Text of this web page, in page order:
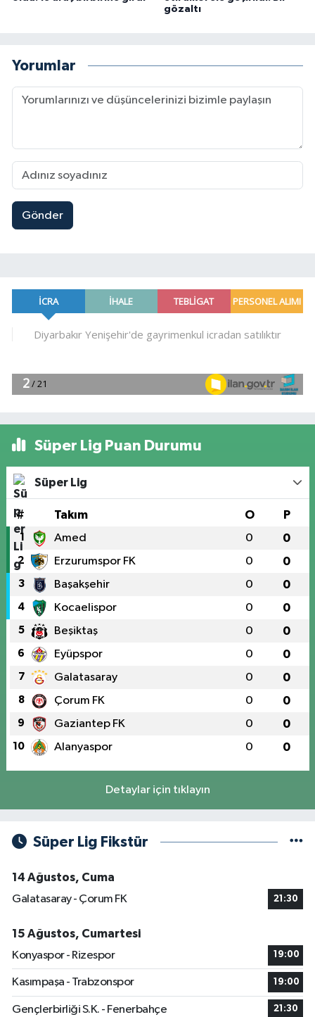
gözaltı
Yorumlar
Gönder
Süper Lig Puan Durumu
Süper Lig
# Takım O P
1 Amed 0 0
2 Erzurumspor FK 0 0
3 Başakşehir 0 0
4 Kocaelispor 0 0
5 Beşiktaş 0 0
6 Eyüpspor 0 0
7 Galatasaray 0 0
8 Çorum FK 0 0
9 Gaziantep FK 0 0
10 Alanyaspor 0 0
Detaylar için tıklayın
Süper Lig Fikstür
14 Ağustos, Cuma
Galatasaray - Çorum FK
21:30
15 Ağustos, Cumartesi
Konyaspor - Rizespor
19:00
Kasımpaşa - Trabzonspor 19:00
Gençlerbirliği S.K. - Fenerbahçe 21:30